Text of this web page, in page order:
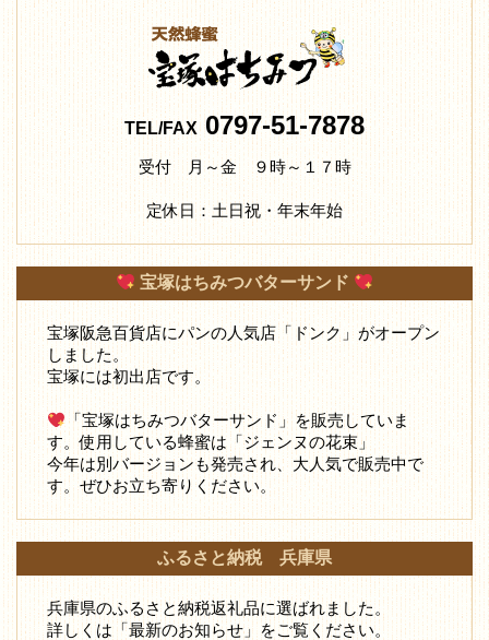
TEL/FAX0797-51-7878
受付 月～金 ９時～１７時
定休日：土日祝・年末年始
宝塚はちみつバターサンド
宝塚阪急百貨店にパンの人気店「ドンク」がオープン
しました。
宝塚には初出店です。
「宝塚はちみつバターサンド」を販売していま
す。使用している蜂蜜は「ジェンヌの花束」
今年は別バージョンも発売され、大人気で販売中で
す。ぜひお立ち寄りください。
ふるさと納税 兵庫県
兵庫県のふるさと納税返礼品に選ばれました。
詳しくは「最新のお知らせ」をご覧ください。